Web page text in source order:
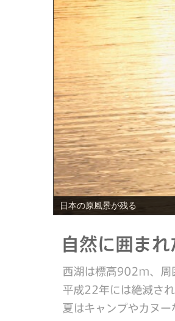
日本の原風景が残る